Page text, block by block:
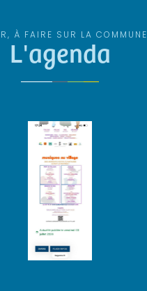
À FAIRE SUR LA COMMUNE
L'agenda